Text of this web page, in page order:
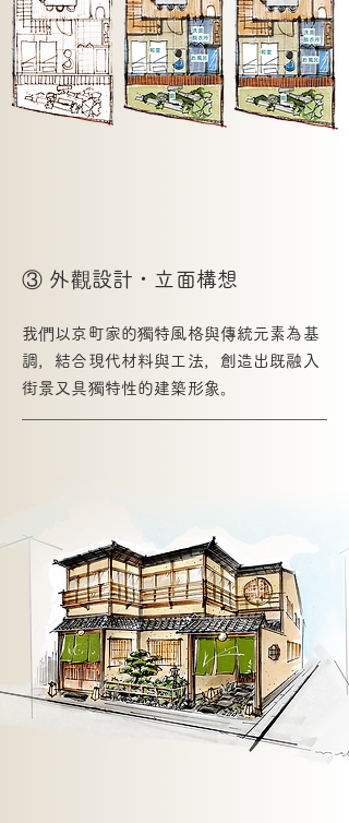
③ 外觀設計・立面構想
我們以京町家的獨特風格與傳統元素為基
調，結合現代材料與工法，創造出既融入
街景又具獨特性的建築形象。